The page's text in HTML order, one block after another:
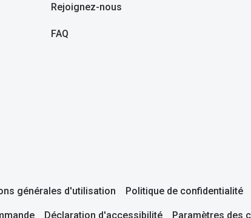
Rejoignez-nous
FAQ
générales d'utilisation Politique de confidentialité
Déclaration d'accessibilité Paramètres des